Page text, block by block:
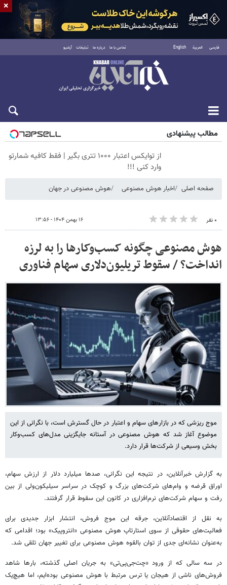
فارسی العربية English تماس با ما درباره ما تبلیغات آرشیو
پنجشنبه ۱۵ مرداد ۱۴۰۵
مطالب پیشنهادی
از توایکس اعتبار ۱۰۰۰ تتری بگیر | فقط کافیه شمارتو
وارد کنی !!!
صفحه اصلی اخبار هوش مصنوعی هوش مصنوعی در جهان
۰ نفر ۱۶ بهمن ۱۴۰۴ - ۱۳:۵۶
هوش مصنوعی چگونه کسب‌وکارها را به لرزه
انداخت؟ / سقوط تریلیون‌دلاری سهام فناوری
موج ریزشی که در بازارهای سهام و اعتبار در حال گسترش است، با نگرانی از این
موضوع آغاز شد که هوش مصنوعی در آستانه جایگزینی مدل‌های کسب‌وکار
بخش وسیعی از شرکت‌ها قرار دارد.
به گزارش خبرآنلاین، در نتیجه این نگرانی، صدها میلیارد دلار از ارزش سهام،
اوراق قرضه و وام‌های شرکت‌های بزرگ و کوچک در سراسر سیلیکون‌ولی از بین
رفت و سهام شرکت‌های نرم‌افزاری در کانون این سقوط قرار گرفتند.
به نقل از اقتصادآنلاین، جرقه این موج فروش، انتشار ابزار جدیدی برای
فعالیت‌های حقوقی از سوی استارتاپ هوش مصنوعی «انتروپیک» بود؛ اقدامی که
به‌عنوان نشانه‌ای جدی از توان بالقوه هوش مصنوعی برای تغییر جهان تلقی شد.
در سه سالی که از ورود «چت‌جی‌پی‌تی» به جریان اصلی گذشته، بارها شاهد
فروش‌های ناشی از هیجان یا ترس مرتبط با هوش مصنوعی بوده‌ایم، اما هیچ‌یک
×